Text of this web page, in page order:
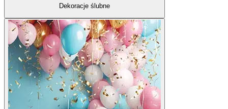
Dekoracje ślubne